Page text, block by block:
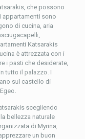
che possono
appartamenti sono
di cucina, aria
Katsarakis
è attrezzata con i
i pasti che desiderate,
tutto il palazzo. I
sul castello di
scegliendo
bellezza naturale
di Myrina,
un buon